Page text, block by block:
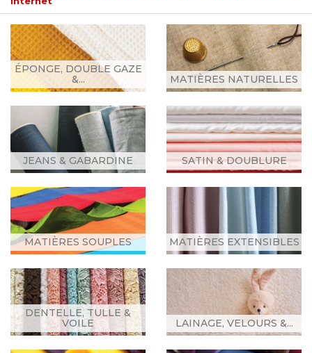
ÉPONGE, DOUBLE GAZE
&...
MATIÈRES NATURELLES
JEANS & GABARDINE SATIN & DOUBLURE
MATIÈRES SOUPLES MATIÈRES EXTENSIBLES
DENTELLE, TULLE &
VOILE
LAINAGE, VELOURS &...